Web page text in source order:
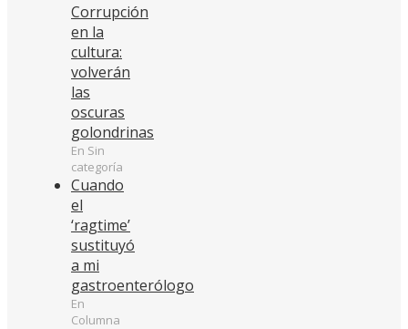
Corrupción
en la
cultura:
volverán
las
oscuras
golondrinas
En Sin
categoría
Cuando
el
‘ragtime’
sustituyó
a mi
gastroenterólogo
En
Columna